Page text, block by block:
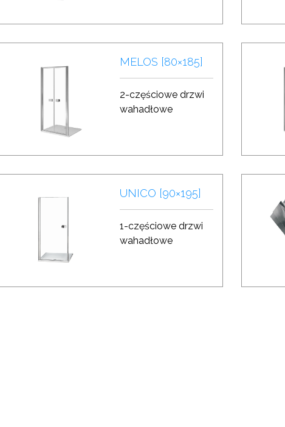
MELOS [80×185]
2-częściowe drzwi
wahadłowe
UNICO [90×195]
1-częściowe drzwi
wahadłowe